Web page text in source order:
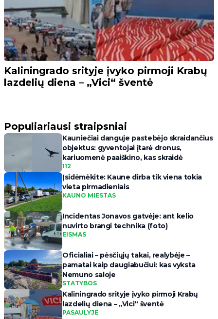
Kaliningrado srityje įvyko pirmoji Krabų
lazdelių diena – „Vici“ šventė
Populiariausi straipsniai
Kauniečiai danguje pastebėjo skraidančius
objektus: gyventojai įtarė dronus,
kariuomenė paaiškino, kas skraidė
112
Įsidėmėkite: Kaune dirba tik viena tokia
vieta pirmadieniais
KAUNO MIESTAS
Incidentas Jonavos gatvėje: ant kelio
nuvirto brangi technika (foto)
EISMAS
Oficialiai – pėsčiųjų takai, realybėje –
pamatai kaip daugiabučiui: kas vyksta
Nemuno saloje
STATYBOS
Kaliningrado srityje įvyko pirmoji Krabų
lazdelių diena – „Vici“ šventė
PASAULYJE